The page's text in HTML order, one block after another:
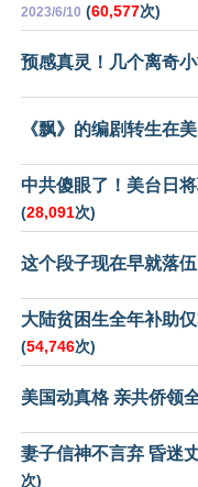
2023/6/10 (60,577次)
预感真灵！几个离奇
《飘》的编剧转生在
中共傻眼了！美台日
(28,091次)
这个段子现在早就落
大陆贫困生全年补助
(54,746次)
美国动真格 亲共侨领
妻子信神不言弃 昏迷
次)